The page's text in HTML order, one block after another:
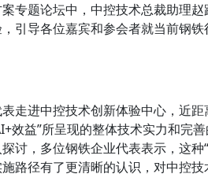
专题论坛中，中控技术总裁助理
引导各位嘉宾和参会者就当前钢
走进中控技术创新体验中心，近
效益”所呈现的整体技术实力和完
讨，多位钢铁企业代表表示，这
路径有了更清晰的认识，对中控